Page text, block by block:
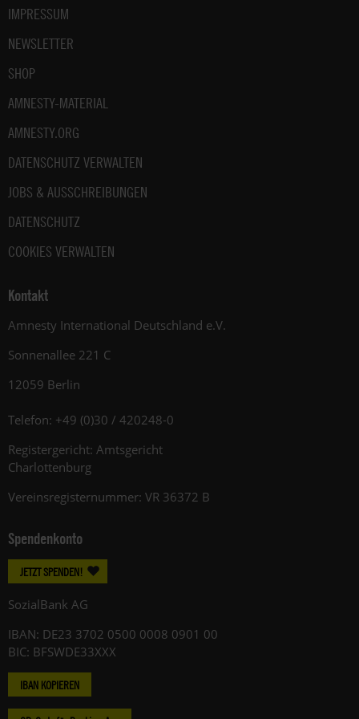
IMPRESSUM
NEWSLETTER
SHOP
AMNESTY-MATERIAL
AMNESTY.ORG
DATENSCHUTZ VERWALTEN
JOBS & AUSSCHREIBUNGEN
DATENSCHUTZ
COOKIES VERWALTEN
Kontakt
Amnesty International Deutschland e.V.
Sonnenallee 221 C
12059 Berlin
Telefon: +49 (0)30 / 420248-0
Registergericht: Amtsgericht
Charlottenburg
Vereinsregisternummer: VR 36372 B
Spendenkonto
JETZT SPENDEN!
SozialBank AG
IBAN: DE23 3702 0500 0008 0901 00
BIC: BFSWDE33XXX
IBAN KOPIEREN